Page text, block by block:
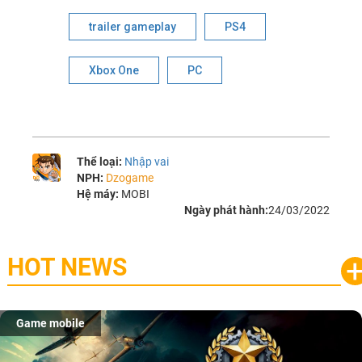
trailer gameplay PS4
Xbox One PC
Thể loại: Nhập vai
NPH: Dzogame
Hệ máy: MOBI
Ngày phát hành:24/03/2022
HOT NEWS
Game mobile